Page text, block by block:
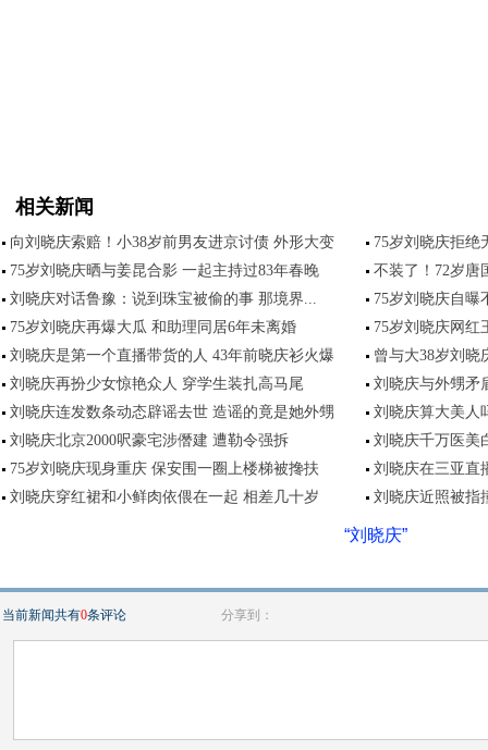
相关新闻
向刘晓庆索赔！小38岁前男友进京讨债 外形大变
75岁刘晓庆拒绝
75岁刘晓庆晒与姜昆合影 一起主持过83年春晚
不装了！72岁唐
刘晓庆对话鲁豫：说到珠宝被偷的事 那境界...
75岁刘晓庆自曝
75岁刘晓庆再爆大瓜 和助理同居6年未离婚
75岁刘晓庆网红
刘晓庆是第一个直播带货的人 43年前晓庆衫火爆
曾与大38岁刘晓
刘晓庆再扮少女惊艳众人 穿学生装扎高马尾
刘晓庆与外甥矛
刘晓庆连发数条动态辟谣去世 造谣的竟是她外甥
刘晓庆算大美人
刘晓庆北京2000呎豪宅涉僭建 遭勒令强拆
刘晓庆千万医美
75岁刘晓庆现身重庆 保安围一圈上楼梯被搀扶
刘晓庆在三亚直
刘晓庆穿红裙和小鲜肉依偎在一起 相差几十岁
刘晓庆近照被指
“刘晓庆”
当前新闻共有0条评论 分享到：